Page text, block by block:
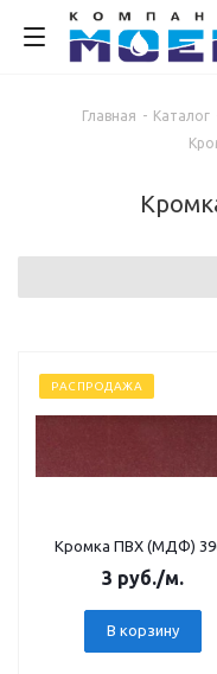
Главная - Каталог
РАСПРОДАЖА
Кромка ПВХ (МДФ)
3 руб./м.
В корзину